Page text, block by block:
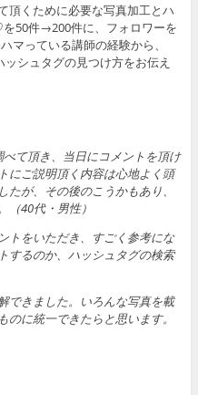
くために必要な写真加工とハ
50件→200件に、フォロワーを
マっている講師の経験から、
シュタグの見つけ方をお伝え
て頂き、当日にコメントを頂け
にご説明頂く内容は心地よく頭
が、その後のこうかもあり、
（40代・男性）
トをいただき、すごく参考にな
するのか、ハッシュタグの検索
できました。いろんな写真を載
に統一できたらと思います。